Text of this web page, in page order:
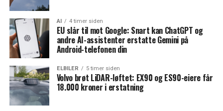
AI 4 timer siden
EU slår til mot Google: Snart kan ChatGPT og
andre AI-assistenter erstatte Gemini på
Android-telefonen din
ELBILER 5 timer siden
Volvo brøt LiDAR-løftet: EX90 og ES90-eiere får
18.000 kroner i erstatning